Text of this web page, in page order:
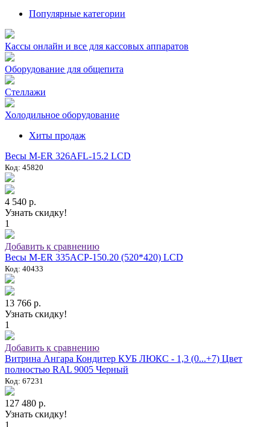
Популярные категории
Кассы онлайн и все для кассовых аппаратов
Оборудование для общепита
Стеллажи
Холодильное оборудование
Хиты продаж
Весы M-ER 326AFL-15.2 LCD
Код: 45820
4 540 р.
Узнать скидку!
1
Добавить к сравнению
Весы M-ER 335ACP-150.20 (520*420) LCD
Код: 40433
13 766 р.
Узнать скидку!
1
Добавить к сравнению
Витрина Ангара Кондитер КУБ ЛЮКС - 1,3 (0...+7) Цвет
полностью RAL 9005 Черный
Код: 67231
127 480 р.
Узнать скидку!
1